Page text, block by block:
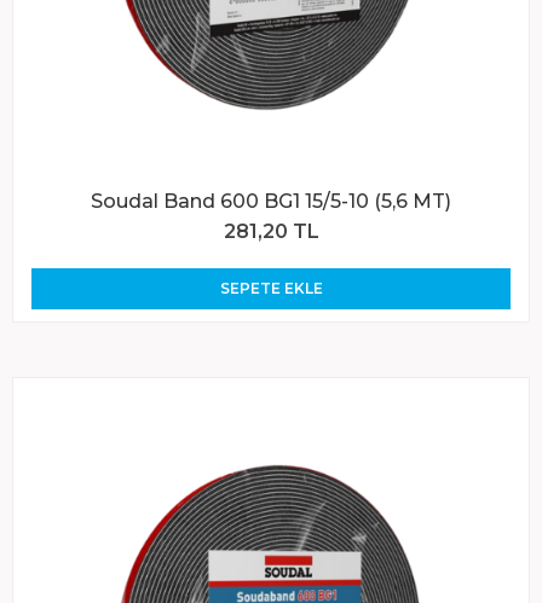
Soudal Band 600 BG1 15/5-10 (5,6 MT)
281,20 TL
SEPETE EKLE